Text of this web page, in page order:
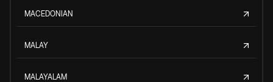
MACEDONIAN
MALAY
MALAYALAM